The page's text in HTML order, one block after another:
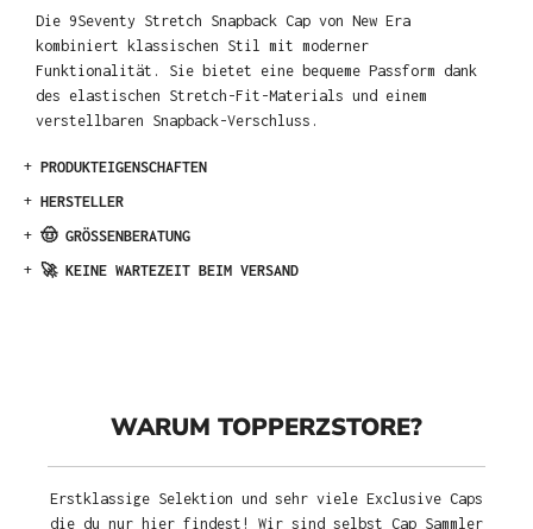
Die 9Seventy Stretch Snapback Cap von New Era
kombiniert klassischen Stil mit moderner
Funktionalität. Sie bietet eine bequeme Passform dank
des elastischen Stretch-Fit-Materials und einem
verstellbaren Snapback-Verschluss.
+ PRODUKTEIGENSCHAFTEN
+ HERSTELLER
+ 🤠 GRÖSSENBERATUNG
+ 🚀 KEINE WARTEZEIT BEIM VERSAND
WARUM TOPPERZSTORE?
Erstklassige Selektion und sehr viele Exclusive Caps
die du nur hier findest! Wir sind selbst Cap Sammler